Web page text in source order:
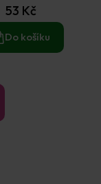
53 Kč
Do košíku